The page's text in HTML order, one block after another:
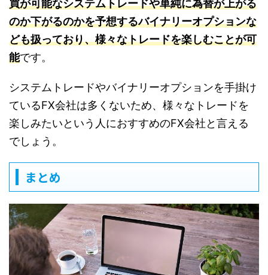
買が可能なシステムトレードや単純に為替が上がる
のか下がるのかを予想するバイナリーオプションな
ども扱っており、様々なトレードを楽しむことが可
能です。
システムトレードやバイナリーオプションを手掛け
ているFX会社は多くないため、様々なトレードを
楽しみたいという人におすすめのFX会社と言える
でしょう。
まとめ